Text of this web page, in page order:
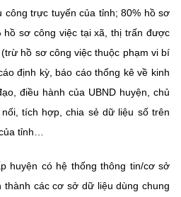
- 18 Nguyễn Du, TP. Hà Nội
Học và Công Nghệ
khi phát hành lại thông tin từ
công trực tuyến của tỉnh; 80% hồ sơ
hồ sơ công việc tại xã, thị trấn được
hồ sơ công việc thuộc phạm vi bí
định kỳ, báo cáo thống kê về kinh
điều hành của UBND huyện, chủ
tích hợp, chia sẻ dữ liệu số trên
tỉnh…
huyện có hệ thống thông tin/cơ sở
các cơ sở dữ liệu dùng chung